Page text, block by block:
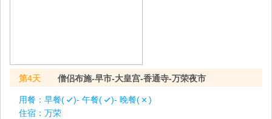
第4天 僧侣布施-早市-大皇宫-香通寺-万荣夜市
用餐： 早餐( )- 午餐( )- 晚餐(
)
住宿： 万荣